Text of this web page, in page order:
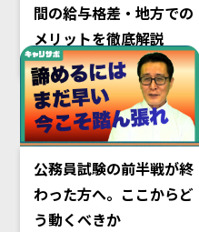
間の給与格差・地方での
メリットを徹底解説
2026/08/02
公務員試験の前半戦が終
わった方へ。ここからど
う動くべきか